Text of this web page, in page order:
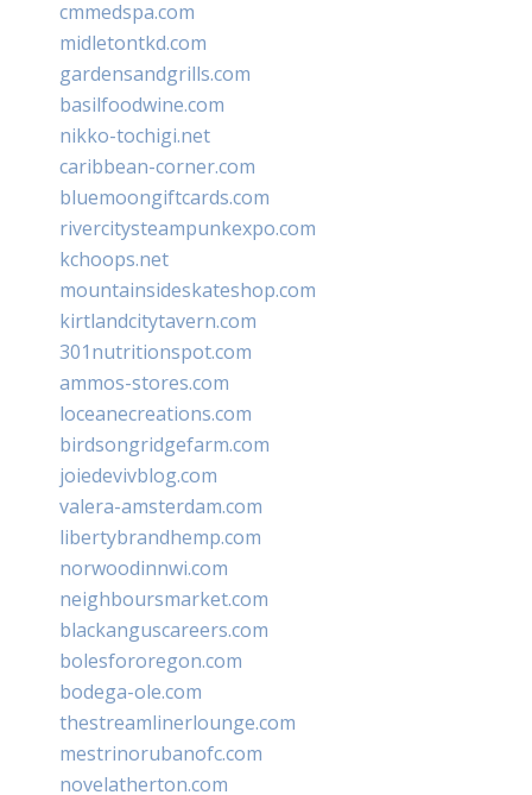
cmmedspa.com
midletontkd.com
gardensandgrills.com
basilfoodwine.com
nikko-tochigi.net
caribbean-corner.com
bluemoongiftcards.com
rivercitysteampunkexpo.com
kchoops.net
mountainsideskateshop.com
kirtlandcitytavern.com
301nutritionspot.com
ammos-stores.com
loceanecreations.com
birdsongridgefarm.com
joiedevivblog.com
valera-amsterdam.com
libertybrandhemp.com
norwoodinnwi.com
neighboursmarket.com
blackanguscareers.com
bolesfororegon.com
bodega-ole.com
thestreamlinerlounge.com
mestrinorubanofc.com
novelatherton.com